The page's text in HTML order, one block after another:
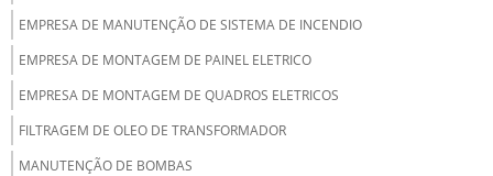
EMPRESA DE MANUTENÇÃO DE SISTEMA DE INCENDIO
EMPRESA DE MONTAGEM DE PAINEL ELETRICO
EMPRESA DE MONTAGEM DE QUADROS ELETRICOS
FILTRAGEM DE OLEO DE TRANSFORMADOR
MANUTENÇÃO DE BOMBAS